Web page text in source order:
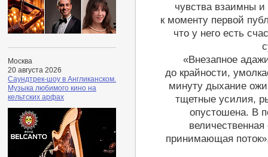
Москва
20 августа 2026
Саундтрек-шоу в Англиканском.
Музыка любимого кино на
кельтских арфах
чувства взаимны
к моменту первой
что у него есть
«Внезапное
до крайности,
минуту дыхание
тщетные усилия,
опустошена. В
принимающая